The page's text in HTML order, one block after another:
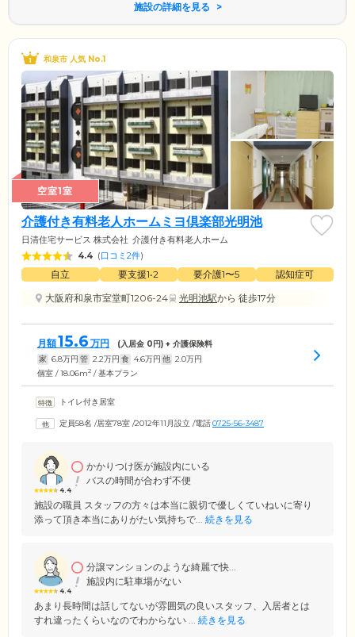
施設の詳細を見る
和泉市 人気 No.1
空室1室
介護付き有料老人ホームミヨ倶楽部光明池
日清住宅サービス 株式会社 介護付き有料老人ホーム
4.4 (口コミ2件)
自立 要支援1•2 要介護1〜5
認知症可
大阪府和泉市室堂町1206-24
光明池駅から 徒歩17分
月額15.6 万円 (入居金 0円) + 介護保険料
家 6.8万円 管 2.2万円 食 4.6万円 他 2.0万円
個室 / 18.06m2 / 基本プラン
トイレ付き居室
定員58名 /居室78室 /2012年11月設立 /電話0725-56-3487
4.4
かかりつけ医が施設内にいる
バスの時間が合わず不便
施設の職員 スタッフの方々は本当に親切で優しくていねいに寄り
添って頂き本当にありがたい気持ちで... 続きを見る
4.4
分譲マンションのような綺麗で快...
施設内に駐車場がない
あまり長時間は話してないが雰囲気の良いスタッフ、入居者とは
すれ違ったくらいなのでわからない ... 続きを見る